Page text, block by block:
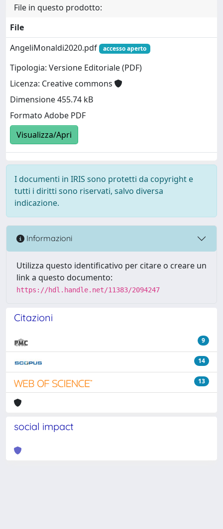
File in questo prodotto:
File
AngeliMonaldi2020.pdf
accesso aperto
Tipologia: Versione Editoriale (PDF)
Licenza: Creative commons
Dimensione 455.74 kB
Formato Adobe PDF
Visualizza/Apri
I documenti in IRIS sono protetti da copyright e
tutti i diritti sono riservati, salvo diversa
indicazione.
Informazioni
Utilizza questo identificativo per citare o creare un
link a questo documento:
https://hdl.handle.net/11383/2094247
Citazioni
9
14
13
social impact